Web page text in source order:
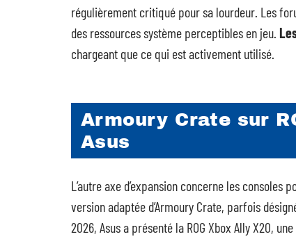
régulièrement critiqué pour sa lourdeur. Les
des ressources système perceptibles en jeu.
chargeant que ce qui est activement utilisé.
Armoury Crate sur
Asus
L’autre axe d’expansion concerne les consoles
version adaptée d’Armoury Crate, parfois
2026, Asus a présenté la ROG Xbox Ally X20,